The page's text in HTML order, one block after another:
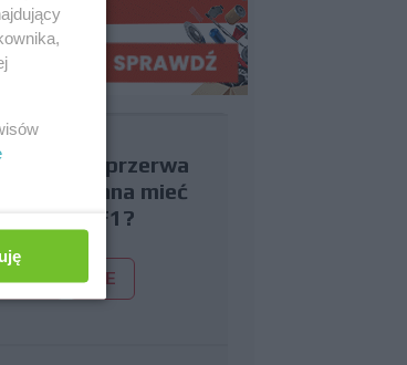
że przerwa
powinna mieć
miejsce w F1?
TAK NIE